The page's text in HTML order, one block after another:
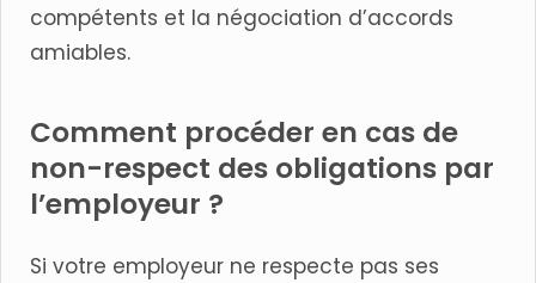
compétents et la négociation d’accords
amiables.
Comment procéder en cas de
non-respect des obligations par
l’employeur ?
Si votre employeur ne respecte pas ses